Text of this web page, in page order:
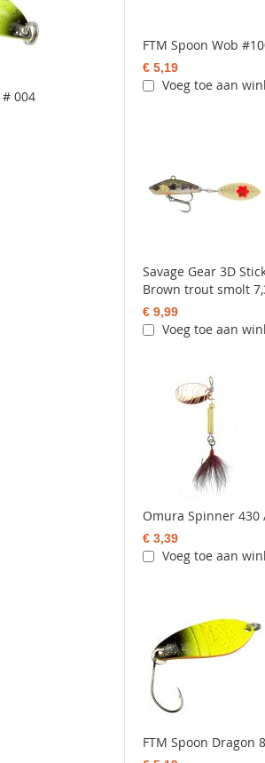
FTM Spoon Wob
€ 5,19
Voeg toe aan
Savage Gear 3D
Brown trout smolt
€ 9,99
Voeg toe aan
Omura Spinner 430
€ 3,39
Voeg toe aan
FTM Spoon Dragon
# 004